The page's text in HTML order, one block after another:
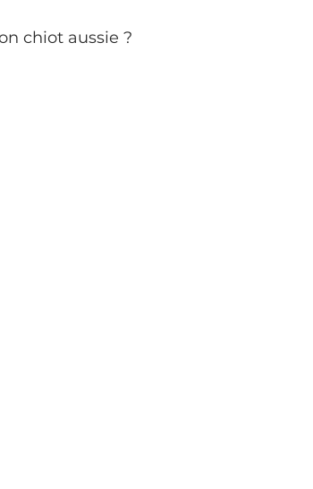
chiot aussie ?